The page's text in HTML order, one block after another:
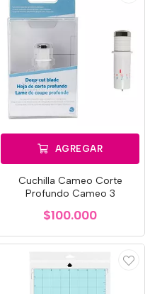
AGREGAR
Cuchilla Cameo Corte
Profundo Cameo 3
$100.000